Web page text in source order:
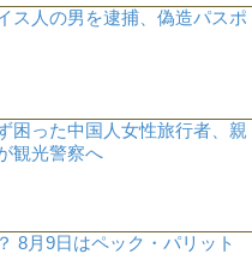
ス人の男を逮捕、偽造パスポ
困った中国人女性旅行者、親
観光警察へ
8月9日はペック・パリット